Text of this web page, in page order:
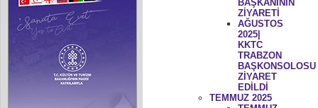
BAŞKANININ
ZİYARETİ
AĞUSTOS
2025|
KKTC
TRABZON
BAŞKONSOLOSU
ZİYARET
EDİLDİ
TEMMUZ 2025